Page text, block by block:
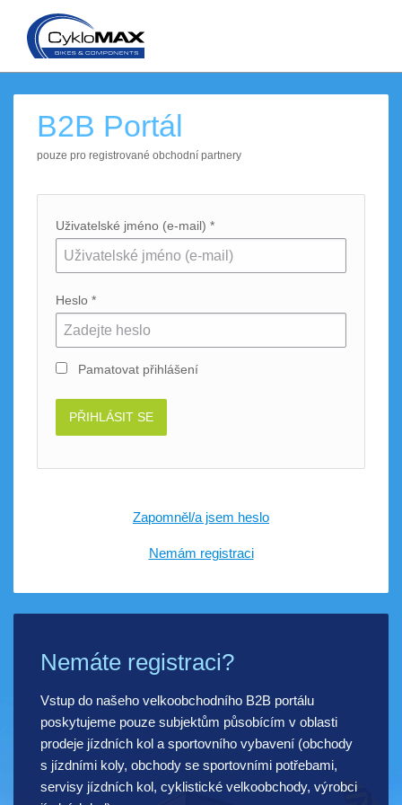
B2B Portál
pouze pro registrované obchodní partnery
Uživatelské jméno (e-mail) *
Heslo *
Pamatovat přihlášení
PŘIHLÁSIT SE
Zapomněl/a jsem heslo
Nemám registraci
Nemáte registraci?
Vstup do našeho velkoobchodního B2B portálu
poskytujeme pouze subjektům působícím v oblasti
prodeje jízdních kol a sportovního vybavení (obchody
s jízdními koly, obchody se sportovními potřebami,
servisy jízdních kol, cyklistické velkoobchody, výrobci